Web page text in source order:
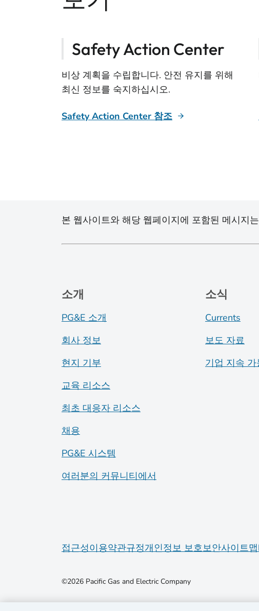
Safety Action Center
비상 계획을 수립합니다. 안전 유지를 위해
최신 정보를 숙지하십시오.
Safety Action Center 참조
본 웹사이트와 해당 웹페이지에 포함된 메시지
소개
PG&E 소개
회사 정보
현지 기부
교육 리소스
최초 대응자 리소스
채용
PG&E 시스템
여러분의 커뮤니티에서
소식
Currents
보도 자료
기업 지속 가
접근성이용약관규정개인정보 보호보안사이트맵
©2026 Pacific Gas and Electric Company